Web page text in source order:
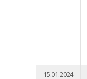
15.01.2024